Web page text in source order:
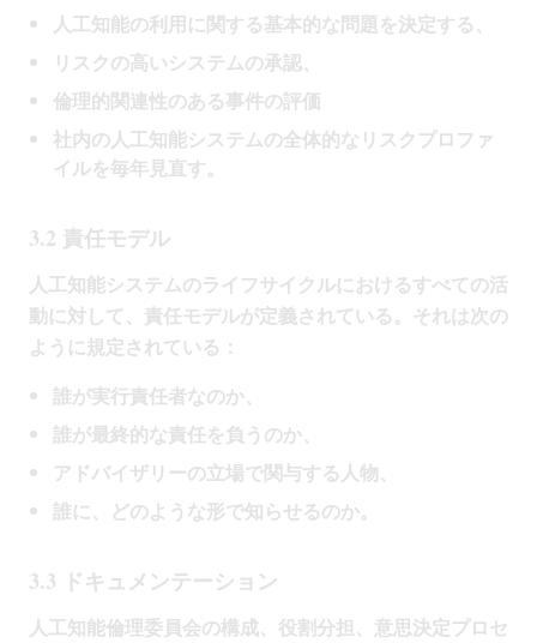
人工知能の利用に関する基本的な問題を決定する、
リスクの高いシステムの承認、
倫理的関連性のある事件の評価
社内の人工知能システムの全体的なリスクプロファ
イルを毎年見直す。
3.2 責任モデル
人工知能システムのライフサイクルにおけるすべての活
動に対して、責任モデルが定義されている。それは次の
ように規定されている：
誰が実行責任者なのか、
誰が最終的な責任を負うのか、
アドバイザリーの立場で関与する人物、
誰に、どのような形で知らせるのか。
3.3 ドキュメンテーション
人工知能倫理委員会の構成、役割分担、意思決定プロセ